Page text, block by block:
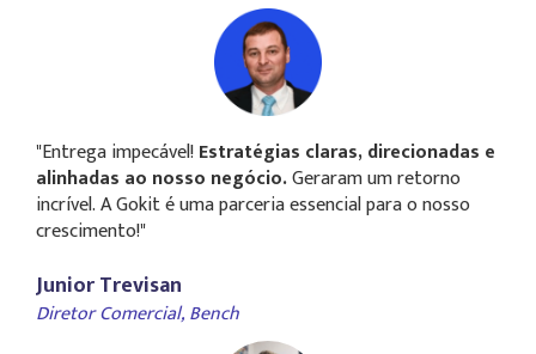
"Entrega impecável!Estratégias claras, direcionadas e
alinhadas ao nosso negócio.Geraram um retorno
incrível. A Gokit é uma parceria essencial para o nosso
crescimento!"
Junior Trevisan
Diretor Comercial,Bench